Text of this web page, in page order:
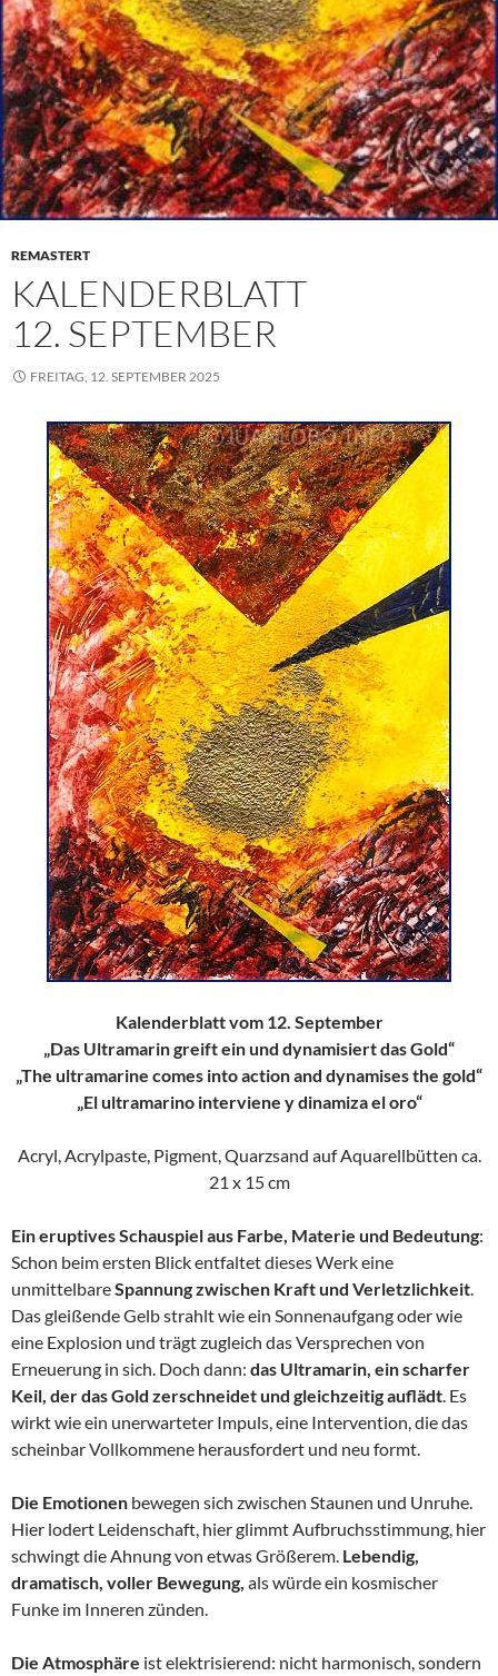
REMASTERT
KALENDERBLATT
12. SEPTEMBER
FREITAG, 12. SEPTEMBER 2025
Kalenderblatt vom 12. September
„Das Ultramarin greift ein und dynamisiert das Gold“
„The ultramarine comes into action and dynamises the gold“
„El ultramarino interviene y dinamiza el oro“
Acryl, Acrylpaste, Pigment, Quarzsand auf Aquarellbütten ca.
21 x 15 cm
Ein eruptives Schauspiel aus Farbe, Materie und Bedeutung:
Schon beim ersten Blick entfaltet dieses Werk eine
unmittelbareSpannung zwischen Kraft und Verletzlichkeit.
Das gleißende Gelb strahlt wie ein Sonnenaufgang oder wie
eine Explosion und trägt zugleich das Versprechen von
Erneuerung in sich. Doch dann: das Ultramarin, ein scharfer
Keil, der das Gold zerschneidet und gleichzeitig auflädt. Es
wirkt wie ein unerwarteter Impuls, eine Intervention, die das
scheinbar Vollkommene herausfordert und neu formt.
Die Emotionen bewegen sich zwischen Staunen und Unruhe.
Hier lodert Leidenschaft, hier glimmt Aufbruchsstimmung, hier
schwingt die Ahnung von etwas Größerem. Lebendig,
dramatisch, voller Bewegung, als würde ein kosmischer
Funke im Inneren zünden.
Die Atmosphäre ist elektrisierend: nicht harmonisch, sondern